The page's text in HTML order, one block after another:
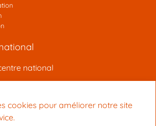
cookies pour améliorer notre site
Kadampa Montpellier
Boutonnet 34090 Montpellier